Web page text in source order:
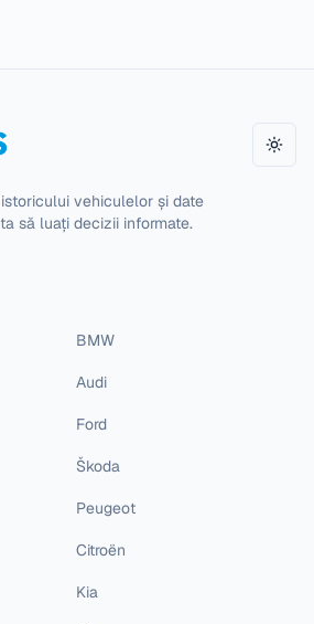
vehiculelor și date
să luați decizii informate.
BMW
Audi
Ford
Škoda
Peugeot
Citroën
Kia